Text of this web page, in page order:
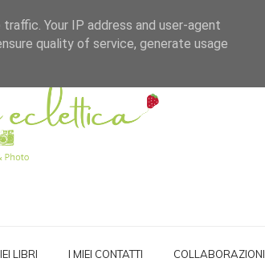
LIBRI I MIEI CONTATTI COLLABORAZIONI
Your IP address and user-agent
quality of service, generate usage